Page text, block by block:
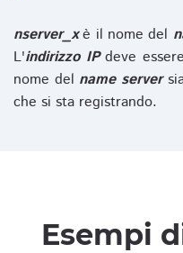
nserver_xè il nome del
L'indirizzo IPdeve
nome del name server
che si sta registrando.
Esempi